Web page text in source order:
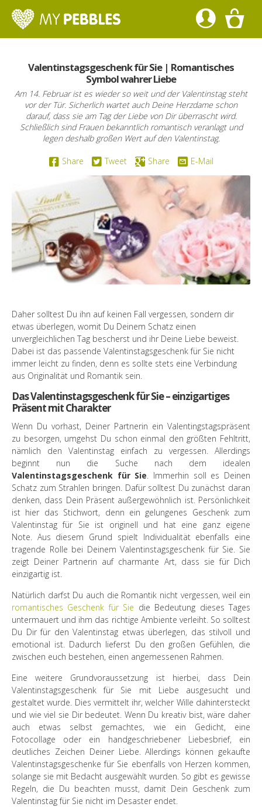
Valentinstagsgeschenk für Sie | Romantisches
Symbol wahrer Liebe
Am 14. Februar ist es wieder so weit und der Valentinstag steht
vor der Tür. Sicherlich wartet auch Deine Herzdame schon
darauf, dass sie am Tag der Liebe von Dir überrascht wird.
Schließlich sind Frauen bekanntlich romantisch veranlagt und
legen deshalb großen Wert auf den Valentinstag.
Share Tweet Share E-Mail
Daher solltest Du ihn auf keinen Fall vergessen, sondern dir
etwas überlegen, womit Du Deinem Schatz einen
unvergleichlichen Tag bescherst und ihr Deine Liebe beweist.
Dabei ist das passende Valentinstagsgeschenk für Sie nicht
immer leicht zu finden, denn es sollte stets eine Verbindung
aus Originalität und Romantik sein.
Das Valentinstagsgeschenk für Sie – einzigartiges
Präsent mit Charakter
Wenn Du vorhast, Deiner Partnerin ein Valentingstagspräsent
zu besorgen, umgehst Du schon einmal den größten Fehltritt,
nämlich den Valentinstag einfach zu vergessen. Allerdings
beginnt nun die Suche nach dem idealen
Valentinstagsgeschenk für Sie . Immerhin soll es Deinen
Schatz zum Strahlen bringen. Dafür solltest Du zunächst daran
denken, dass Dein Präsent außergewöhnlich ist. Persönlichkeit
ist hier das Stichwort, denn ein gelungenes Geschenk zum
Valentinstag für Sie ist originell und hat eine ganz eigene
Note. Aus diesem Grund spielt Individualität ebenfalls eine
tragende Rolle bei Deinem Valentinstagsgeschenk für Sie. Sie
zeigt Deiner Partnerin auf charmante Art, dass sie für Dich
einzigartig ist.
Natürlich darfst Du auch die Romantik nicht vergessen, weil ein
romantisches Geschenk für Sie die Bedeutung dieses Tages
untermauert und ihm das richtige Ambiente verleiht. So solltest
Du Dir für den Valentinstag etwas überlegen, das stilvoll und
emotional ist. Dadurch lieferst Du den großen Gefühlen, die
zwischen euch bestehen, einen angemessenen Rahmen.
Eine weitere Grundvoraussetzung ist hierbei, dass Dein
Valentinstagsgeschenk für Sie mit Liebe ausgesucht und
gestaltet wurde. Dies vermittelt ihr, welcher Wille dahintersteckt
und wie viel sie Dir bedeutet. Wenn Du kreativ bist, wäre daher
auch etwas selbst gemachtes, wie ein Gedicht, eine
Fotocollage oder ein handgeschriebener Liebesbrief, ein
deutliches Zeichen Deiner Liebe. Allerdings können gekaufte
Valentinstagsgeschenke für Sie ebenfalls von Herzen kommen,
solange sie mit Bedacht ausgewählt wurden. So gibt es gewisse
Regeln, die Du beachten musst, damit Dein Geschenk zum
Valentinstag für Sie nicht im Desaster endet.